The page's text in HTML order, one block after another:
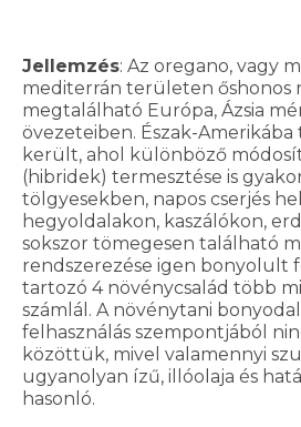
Jellemzés: Az oregano, vagy
mediterrán területen őshonos
megtalálható Európa, Ázsia
övezeteiben. Észak-Amerikába
került, ahol különböző
(hibridek) termesztése is
tölgyesekben, napos cserjés
hegyoldalakon, kaszálókon,
sokszor tömegesen található
rendszerezése igen bonyolult
tartozó 4 növénycsalád több
számlál. A növénytani
felhasználás szempontjából
közöttük, mivel valamennyi
ugyanolyan ízű, illóolaja és
hasonló.